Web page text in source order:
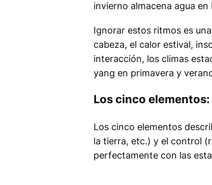
invierno almacena agua en
Ignorar estos ritmos es
cabeza, el calor estival,
interacción, los climas
yang en primavera y
Los cinco
Los cinco elementos
la tierra, etc.) y el control
perfectamente con las